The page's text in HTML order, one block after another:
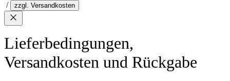
/
zzgl. Versandkosten
Lieferbedingungen,
Versandkosten und Rückgabe